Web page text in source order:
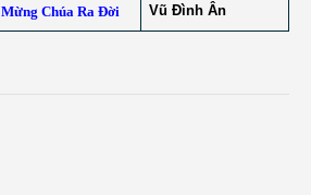
Mừng Chúa Ra Đời Vũ Đình Ân